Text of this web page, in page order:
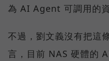
為 AI Agent 可調用的資
不過，劉文義沒有把這
言，目前 NAS 硬體的